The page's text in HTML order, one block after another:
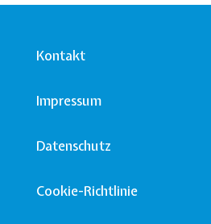
Kontakt
Impressum
Datenschutz
Cookie-Richtlinie